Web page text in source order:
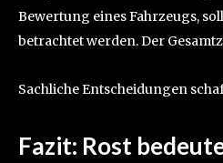
Bewertung eines Fahrzeugs,
betrachtet werden. Der
Sachliche Entscheidungen
Fazit: Rost